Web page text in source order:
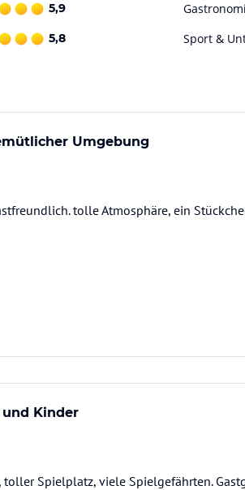
5,9
5,8 Sport &
Umgebung
tolle Atmosphäre, ein
Kinder
Spielplatz, viele Spielgefährten.